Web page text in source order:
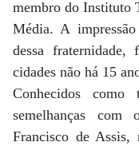
membro do Instituto
Média. A
dessa fraternidade,
cidades não há 15
Conhecidos como
semelhanças com
Francisco de Assis,